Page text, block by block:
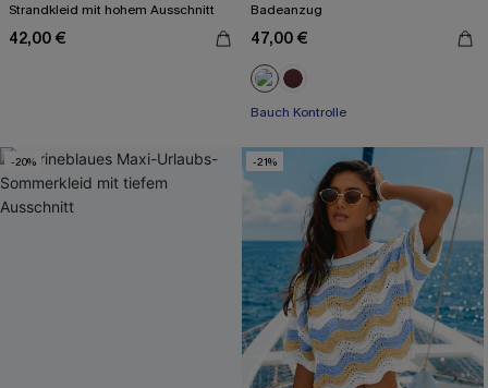
Strandkleid mit hohem Ausschnitt
42,00 €
Badeanzug
47,00 €
Bauch Kontrolle
-20% -21%